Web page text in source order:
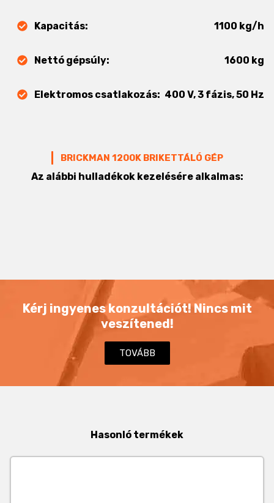
Kapacitás: 1100 kg/h
Nettó gépsúly: 1600 kg
Elektromos csatlakozás: 400 V, 3 fázis, 50 Hz
BRICKMAN 1200K BRIKETTÁLÓ GÉP
Az alábbi hulladékok kezelésére alkalmas:
Kérj ingyenes konzultációt! Nincs mit
veszítened!
TOVÁBB
Hasonló termékek